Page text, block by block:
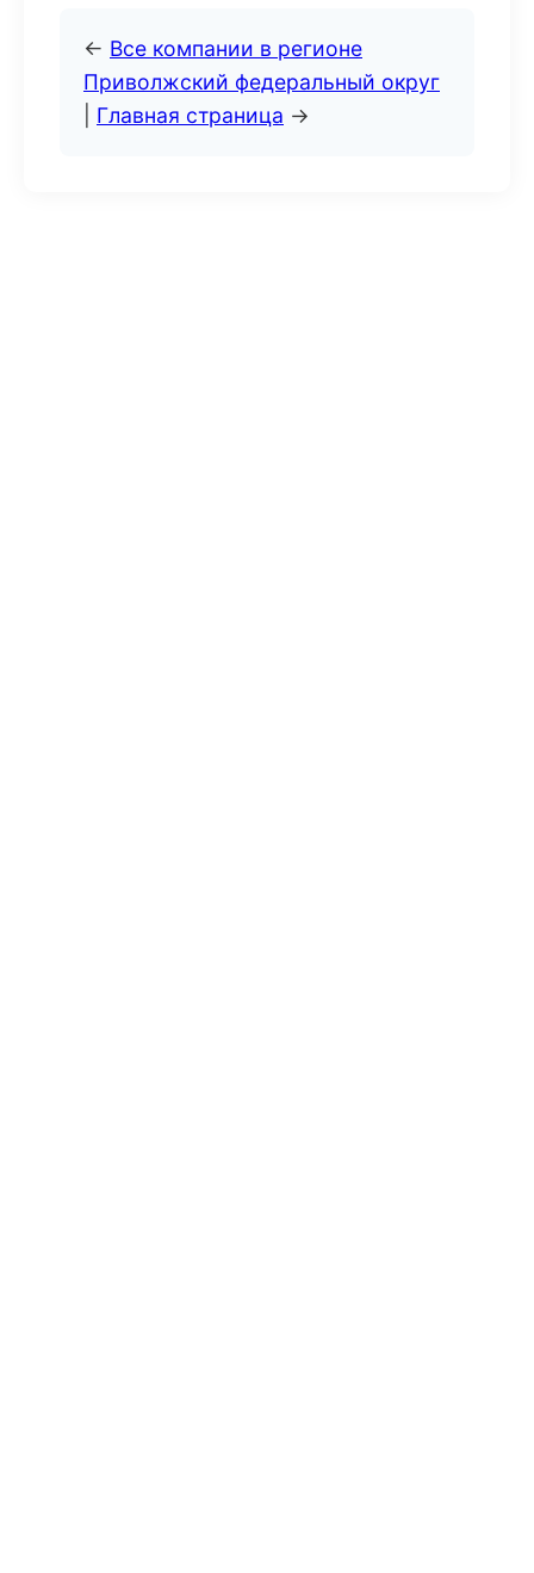
← Все компании в регионе
Приволжский федеральный округ
Главная страница →